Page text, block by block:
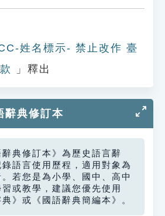
姓名標示- 禁止改作 臺
」釋出
辭典修訂本
辭典修訂本》為歷史語言辭
語言使用歷程，適用對象為
若您是為小學、國中、高中
習或教學，建議您優先使用
典》或《國語辭典簡編本》。